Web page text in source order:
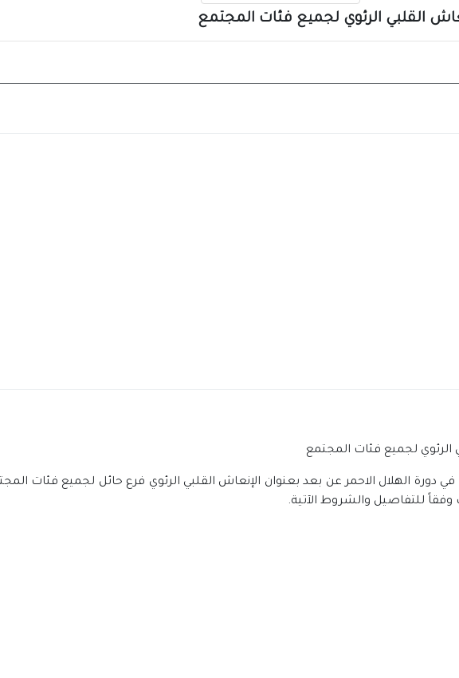
القلبي الرئوي لجميع فئات المجتمع
الرئوي لجميع فئات المجتمع
دورة الهلال الاحمر عن بعد بعنوان الإنعاش القلبي الرئوي فرع حائل لجميع فئات
للتفاصيل والشروط الآتية.